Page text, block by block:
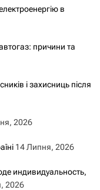
в
причини та
і захисниць після
2026
14 Липня, 2026
индивидуальность,
2026